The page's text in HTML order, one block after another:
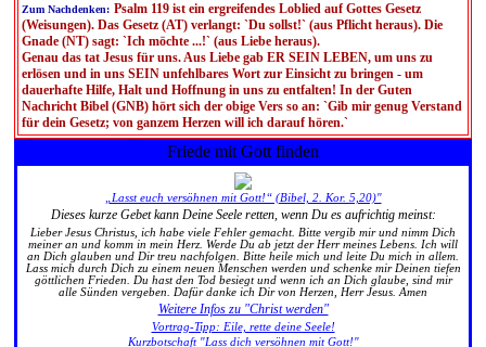
Zum Nachdenken: Psalm 119 ist ein ergreifendes Loblied auf Gottes Gesetz
(Weisungen). Das Gesetz (AT) verlangt: `Du sollst!` (aus Pflicht heraus). Die
Gnade (NT) sagt: `Ich möchte ...!` (aus Liebe heraus).
Genau das tat Jesus für uns. Aus Liebe gab ER SEIN LEBEN, um uns zu
erlösen und in uns SEIN unfehlbares Wort zur Einsicht zu bringen - um
dauerhafte Hilfe, Halt und Hoffnung in uns zu entfalten! In der Guten
Nachricht Bibel (GNB) hört sich der obige Vers so an: `Gib mir genug Verstand
für dein Gesetz; von ganzem Herzen will ich darauf hören.`
Friede mit Gott finden
„Lasst euch versöhnen mit Gott!“ (Bibel, 2. Kor. 5,20)"
Dieses kurze Gebet kann Deine Seele retten, wenn Du es aufrichtig meinst:
Lieber Jesus Christus, ich habe viele Fehler gemacht. Bitte vergib mir und nimm Dich
meiner an und komm in mein Herz. Werde Du ab jetzt der Herr meines Lebens. Ich will
an Dich glauben und Dir treu nachfolgen. Bitte heile mich und leite Du mich in allem.
Lass mich durch Dich zu einem neuen Menschen werden und schenke mir Deinen tiefen
göttlichen Frieden. Du hast den Tod besiegt und wenn ich an Dich glaube, sind mir
alle Sünden vergeben. Dafür danke ich Dir von Herzen, Herr Jesus. Amen
Weitere Infos zu "Christ werden"
Vortrag-Tipp: Eile, rette deine Seele!
Kurzbotschaft "Lass dich versöhnen mit Gott!"